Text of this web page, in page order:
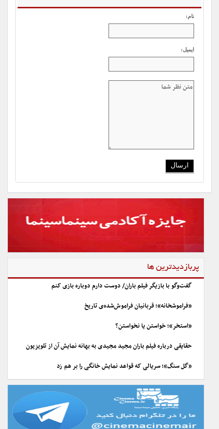
نام:
ایمیل:
پربازدیدترین ها
گفت‌وگو با بازیگر فیلم باران/ دوست دارم دوباره بازی کنم
«فراموشخانه»؛ قربانیان فراموش‌شده‌ی تاریخ
«استخر»؛ خواستن یا نخواستن؟
حقایقی درباره فیلم باران مجید مجیدی به بهانه نمایش آن از تلویزیون
«گل سنگ»؛ سریالی که قواعد نمایش خانگی را بر هم زد